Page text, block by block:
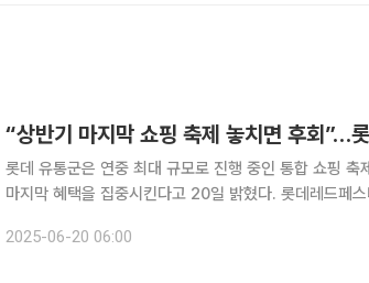
“상반기 마지막 쇼핑 축제 놓치면 후회”…
롯데 유통군은 연중 최대 규모로 진행 중인 통합 쇼핑 축
마지막 혜택을 집중시킨다고 20일 밝혔다. 롯데레드페스티벌은 롯데 유통군과 함께하는 연중 단 한
2025-06-20 06:00